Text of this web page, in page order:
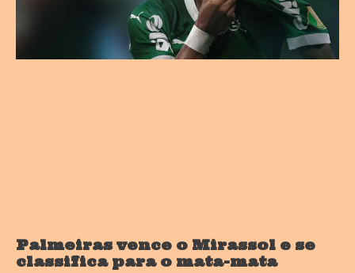
Palmeiras vence o Mirassol e se
classifica para o mata-mata